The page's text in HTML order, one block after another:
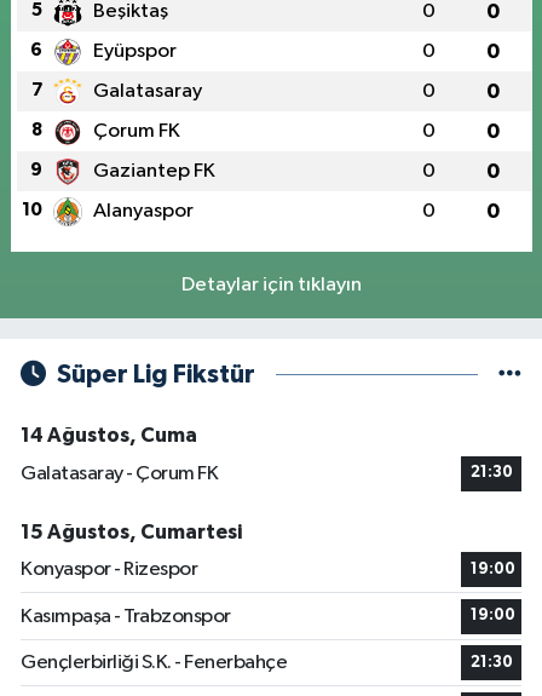
5 Beşiktaş 0 0
6 Eyüpspor 0 0
7 Galatasaray 0 0
8 Çorum FK 0 0
9 Gaziantep FK 0 0
10 Alanyaspor 0 0
Detaylar için tıklayın
Süper Lig Fikstür
14 Ağustos, Cuma
Galatasaray - Çorum FK
21:30
15 Ağustos, Cumartesi
Konyaspor - Rizespor
19:00
Kasımpaşa - Trabzonspor 19:00
Gençlerbirliği S.K. - Fenerbahçe 21:30